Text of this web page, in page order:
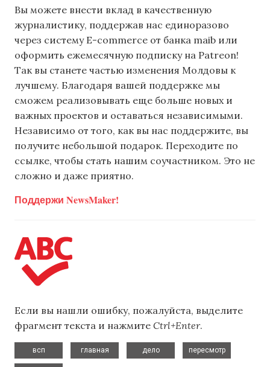
Вы можете внести вклад в качественную
журналистику, поддержав нас единоразово
через систему E-commerce от банка maib или
оформить ежемесячную подписку на Patreon!
Так вы станете частью изменения Молдовы к
лучшему. Благодаря вашей поддержке мы
сможем реализовывать еще больше новых и
важных проектов и оставаться независимыми.
Независимо от того, как вы нас поддержите, вы
получите небольшой подарок. Переходите по
ссылке, чтобы стать нашим соучастником. Это не
сложно и даже приятно.
Поддержи NewsMaker!
Если вы нашли ошибку, пожалуйста, выделите
фрагмент текста и нажмите Ctrl+Enter.
всп
главная
дело
пересмотр